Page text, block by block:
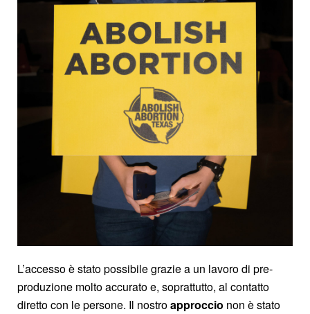
L’accesso è stato possibile grazie a un lavoro di pre-
produzione molto accurato e, soprattutto, al contatto
diretto con le persone. Il nostroapproccio non è stato